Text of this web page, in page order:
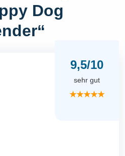
Dog
9,5/10
sehr gut
★★★★★